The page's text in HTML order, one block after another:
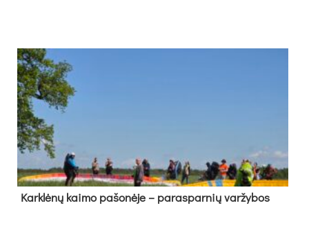
Kark­lė­nų kai­mo pa­šo­nė­je – pa­ras­par­nių var­žy­bos